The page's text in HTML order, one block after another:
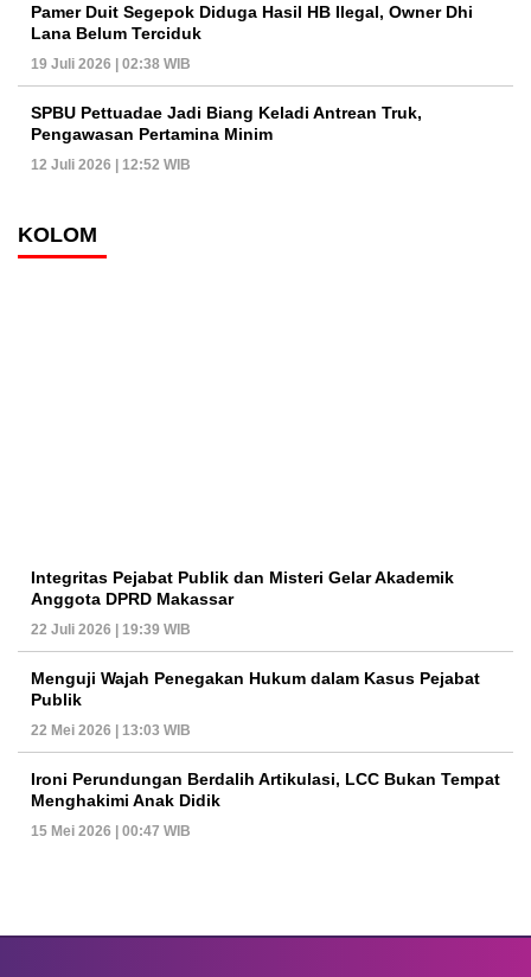
Pamer Duit Segepok Diduga Hasil HB Ilegal, Owner Dhi
Lana Belum Terciduk
19 Juli 2026 | 02:38 WIB
SPBU Pettuadae Jadi Biang Keladi Antrean Truk,
Pengawasan Pertamina Minim
12 Juli 2026 | 12:52 WIB
KOLOM
Integritas Pejabat Publik dan Misteri Gelar Akademik
Anggota DPRD Makassar
22 Juli 2026 | 19:39 WIB
Menguji Wajah Penegakan Hukum dalam Kasus Pejabat
Publik
22 Mei 2026 | 13:03 WIB
Ironi Perundungan Berdalih Artikulasi, LCC Bukan Tempat
Menghakimi Anak Didik
15 Mei 2026 | 00:47 WIB